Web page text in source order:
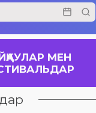
МЕН